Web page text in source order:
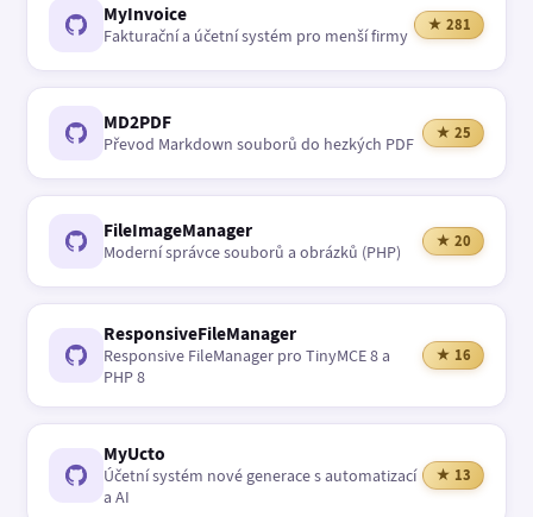
MyInvoice
Fakturační a účetní systém pro menší firmy
★ 281
MD2PDF
Převod Markdown souborů do hezkých PDF
★ 25
FileImageManager
Moderní správce souborů a obrázků (PHP)
★ 20
ResponsiveFileManager
Responsive FileManager pro TinyMCE 8 a
PHP 8
★ 16
MyUcto
Účetní systém nové generace s automatizací
a AI
★ 13